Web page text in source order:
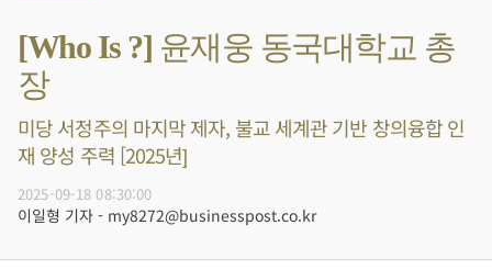
[Who Is ?] 윤재웅 동국대학교 총
장
미당 서정주의 마지막 제자, 불교 세계관 기반 창의융합 인
재 양성 주력 [2025년]
2025-09-18 08:30:00
이일형 기자 - my8272@businesspost.co.kr